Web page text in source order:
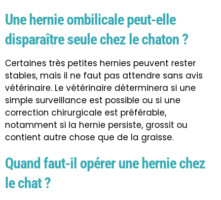
Une hernie ombilicale peut-elle
disparaître seule chez le chaton ?
Certaines très petites hernies peuvent rester
stables, mais il ne faut pas attendre sans avis
vétérinaire. Le vétérinaire déterminera si une
simple surveillance est possible ou si une
correction chirurgicale est préférable,
notamment si la hernie persiste, grossit ou
contient autre chose que de la graisse.
Quand faut-il opérer une hernie chez
le chat ?